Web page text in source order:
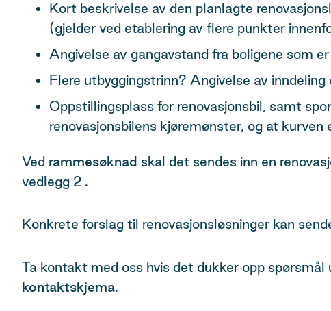
Kort beskrivelse av den planlagte
(gjelder ved etablering av flere punkter
Angivelse av gangavstand fra boligene som
Flere utbyggingstrinn? Angivelse av
Oppstillingsplass for renovasjonsbil, samt
renovasjonsbilens kjøremønster, og at kurven
Ved rammesøknad skal det sendes inn en
vedlegg 2 .
Konkrete forslag til renovasjonsløsninger kan
Ta kontakt med oss hvis det dukker opp
kontaktskjema.